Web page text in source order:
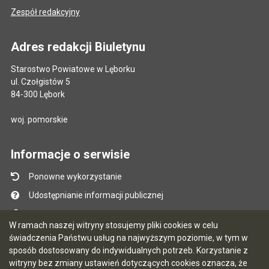
W ramach naszej witryny stosujemy pliki cookies w celu
świadczenia Państwu usług na najwyższym poziomie, w tym w
sposób dostosowany do indywidualnych potrzeb. Korzystanie z
witryny bez zmiany ustawień dotyczących cookies oznacza, że
Zespół redakcyjny
Adres redakcji Biuletynu
Starostwo Powiatowe w Lęborku
ul. Czołgistów 5
84-300 Lębork
woj. pomorskie
Informacje o serwisie
Ponowne wykorzystanie
Udostępnianie informacji publicznej
Instrukcja obsługi
Statystyki oglądalności